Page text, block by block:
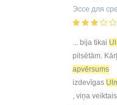
Эссе для
... bija tikai
pilsētām.
apvērsums
izdevīgas
, viņa veiktais